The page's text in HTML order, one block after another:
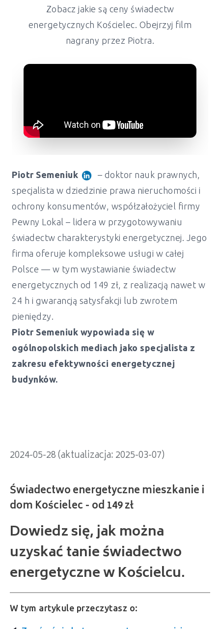
Zobacz jakie są ceny świadectw
energetycznych Kościelec. Obejrzyj film
nagrany przez Piotra.
Piotr Semeniuk
– doktor nauk prawnych,
specjalista w dziedzinie prawa nieruchomości i
ochrony konsumentów, współzałożyciel firmy
Pewny Lokal – lidera w przygotowywaniu
świadectw charakterystyki energetycznej. Jego
firma oferuje kompleksowe usługi w całej
Polsce — w tym wystawianie świadectw
energetycznych od 149 zł, z realizacją nawet w
24 h i gwarancją satysfakcji lub zwrotem
pieniędzy.
Piotr Semeniuk wypowiada się w
ogólnopolskich mediach jako specjalista z
zakresu efektywności energetycznej
budynków.
2024-05-28 (aktualizacja: 2025-03-07)
Świadectwo energetyczne mieszkanie i
Dowiedz się, jak można
uzyskać tanie świadectwo
energetyczne w Kościelcu.
W tym artykule przeczytasz o: